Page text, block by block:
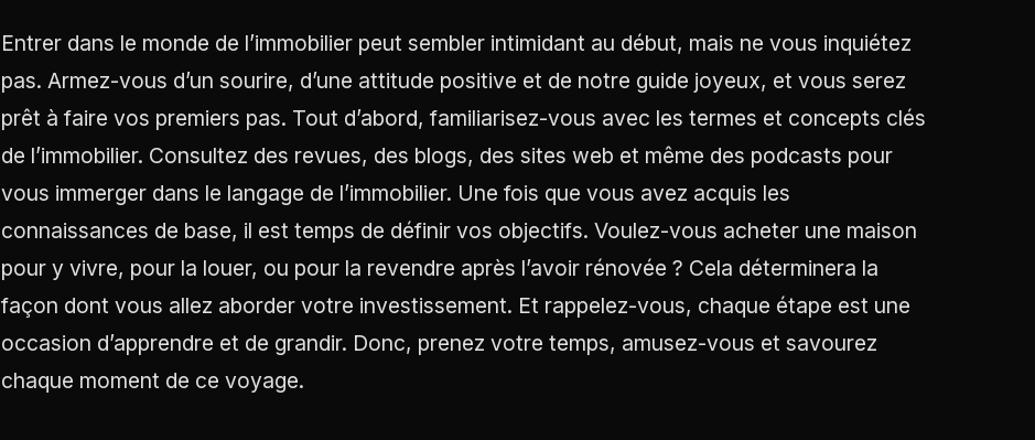
Entrer dans le monde de l’immobilier peut sembler intimidant au début, mais ne vous inquiétez
pas. Armez-vous d’un sourire, d’une attitude positive et de notre guide joyeux, et vous serez
prêt à faire vos premiers pas. Tout d’abord, familiarisez-vous avec les termes et concepts clés
de l’immobilier. Consultez des revues, des blogs, des sites web et même des podcasts pour
vous immerger dans le langage de l’immobilier. Une fois que vous avez acquis les
connaissances de base, il est temps de définir vos objectifs. Voulez-vous acheter une maison
pour y vivre, pour la louer, ou pour la revendre après l’avoir rénovée ? Cela déterminera la
façon dont vous allez aborder votre investissement. Et rappelez-vous, chaque étape est une
occasion d’apprendre et de grandir. Donc, prenez votre temps, amusez-vous et savourez
chaque moment de ce voyage.